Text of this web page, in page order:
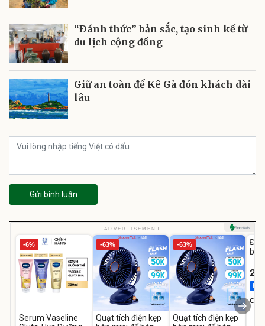
“Ðánh thức” bản sắc, tạo sinh kế từ
du lịch cộng đồng
Giữ an toàn để Kê Gà đón khách dài
lâu
Gửi bình luận
ADVERTISEMENT
-6%
Serum Vaseline
-63%
Quạt tích điện kẹp
-63%
Quạt tích điện kẹp
Đai
bé
Hot